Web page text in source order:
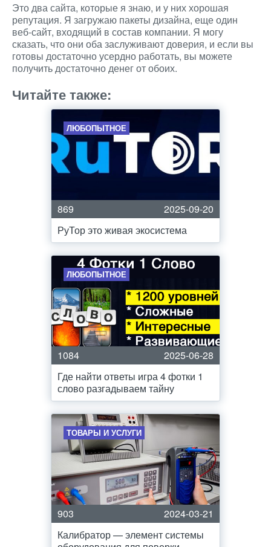
Это два сайта, которые я знаю, и у них хорошая
репутация. Я загружаю пакеты дизайна, еще один
веб-сайт, входящий в состав компании. Я могу
сказать, что они оба заслуживают доверия, и если вы
готовы достаточно усердно работать, вы можете
получить достаточно денег от обоих.
Читайте также:
ЛЮБОПЫТНОЕ
869
2025-09-20
РуТор это живая экосистема
ЛЮБОПЫТНОЕ
1084
2025-06-28
Где найти ответы игра 4 фотки 1
слово разгадываем тайну
ТОВАРЫ И УСЛУГИ
903
2024-03-21
Калибратор — элемент системы